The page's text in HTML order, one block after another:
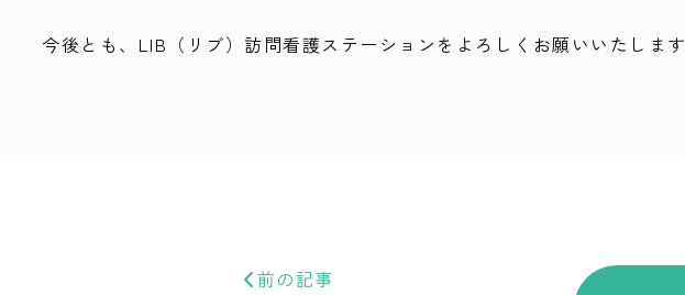
今後とも、LIB（リブ）訪問看護ステーションをよろしくお願いいたします
前の記事